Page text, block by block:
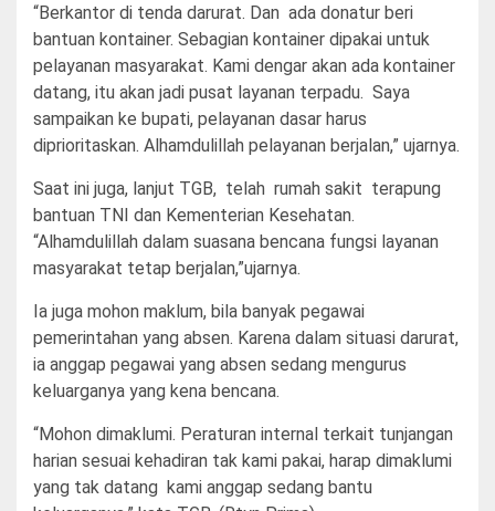
“Berkantor di tenda darurat. Dan ada donatur beri
bantuan kontainer. Sebagian kontainer dipakai untuk
pelayanan masyarakat. Kami dengar akan ada kontainer
datang, itu akan jadi pusat layanan terpadu. Saya
sampaikan ke bupati, pelayanan dasar harus
diprioritaskan. Alhamdulillah pelayanan berjalan,” ujarnya.
Saat ini juga, lanjut TGB, telah rumah sakit terapung
bantuan TNI dan Kementerian Kesehatan.
“Alhamdulillah dalam suasana bencana fungsi layanan
masyarakat tetap berjalan,”ujarnya.
Ia juga mohon maklum, bila banyak pegawai
pemerintahan yang absen. Karena dalam situasi darurat,
ia anggap pegawai yang absen sedang mengurus
keluarganya yang kena bencana.
“Mohon dimaklumi. Peraturan internal terkait tunjangan
harian sesuai kehadiran tak kami pakai, harap dimaklumi
yang tak datang kami anggap sedang bantu